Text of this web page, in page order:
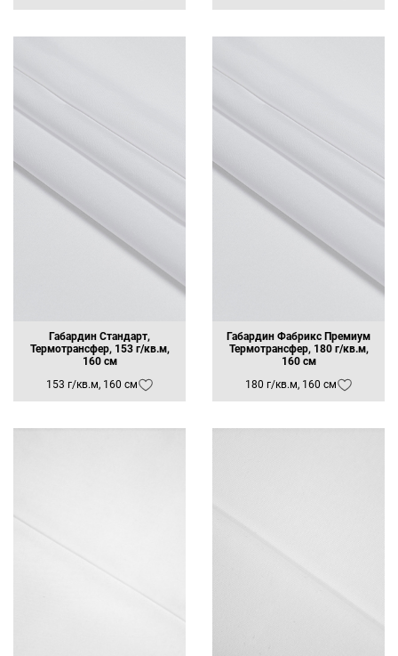
Габардин Стандарт,
Термотрансфер, 153 г/кв.м,
160 см
153 г/кв.м, 160 см
Габардин Фабрикс Премиум
Термотрансфер, 180 г/кв.м,
160 см
180 г/кв.м, 160 см